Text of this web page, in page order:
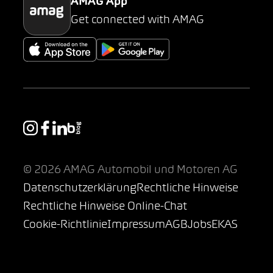
AMAG App
Get connected with AMAG
© 2026 AMAG Automobil und Motoren AG
DatenschutzerklärungRechtliche Hinweise
Rechtliche Hinweise Online-Chat
Cookie-RichtlinieImpressumAGBJobsEKAS